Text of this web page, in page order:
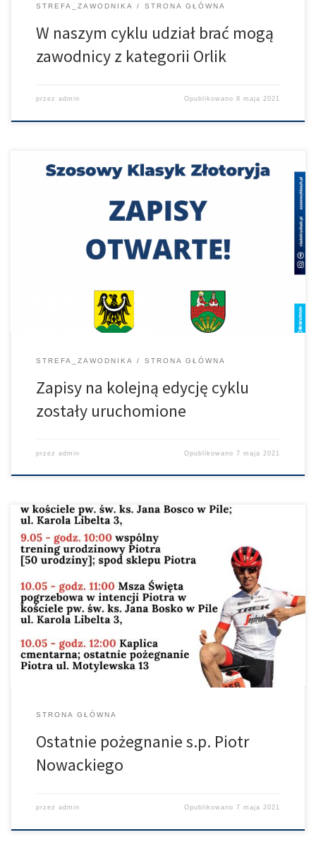
STREFA_ZAWODNIKA STRONA GŁÓWNA
W naszym cyklu udział brać mogą
zawodnicy z kategorii Orlik
przez admin Opublikowano8 maja 2021
Współorganizator cyklu oraz podmiot odpowiedzialny na
organizację 2 edycji tj. Złota Wstęga Kaczawy – Szosowy Klasyk w
dwa dystanse FUN i PRO. Szczegóły pod linkiem
https://szosowyklasyk.pl/zlotoryja/ zapisy https://domtel-
STREFA_ZAWODNIKA STRONA GŁÓWNA
Zapisy na kolejną edycję cyklu
zostały uruchomione
przez admin Opublikowano7 maja 2021
STRONA GŁÓWNA
Ostatnie pożegnanie s.p. Piotr
Nowackiego
przez admin Opublikowano7 maja 2021